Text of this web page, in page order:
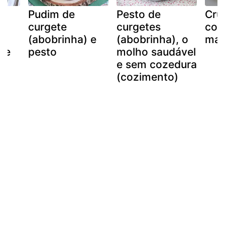
e
Pudim de
curgete
(abobrinha) e
pesto
Pesto de
curgetes
(abobrinha), o
molho saudável
e sem cozedura
(cozimento)